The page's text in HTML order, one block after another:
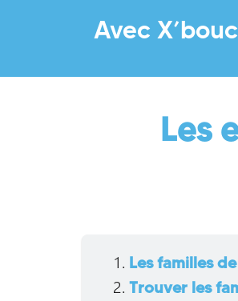
Avec
Les
Les familles
Trouver les